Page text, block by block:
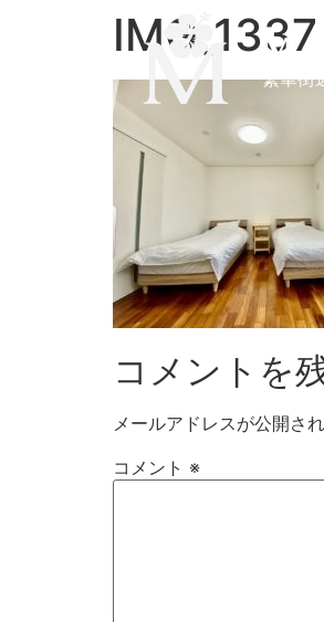
M-
繁華街
IMG_1337
コメントを
メールアドレスが公開さ
コメント ※